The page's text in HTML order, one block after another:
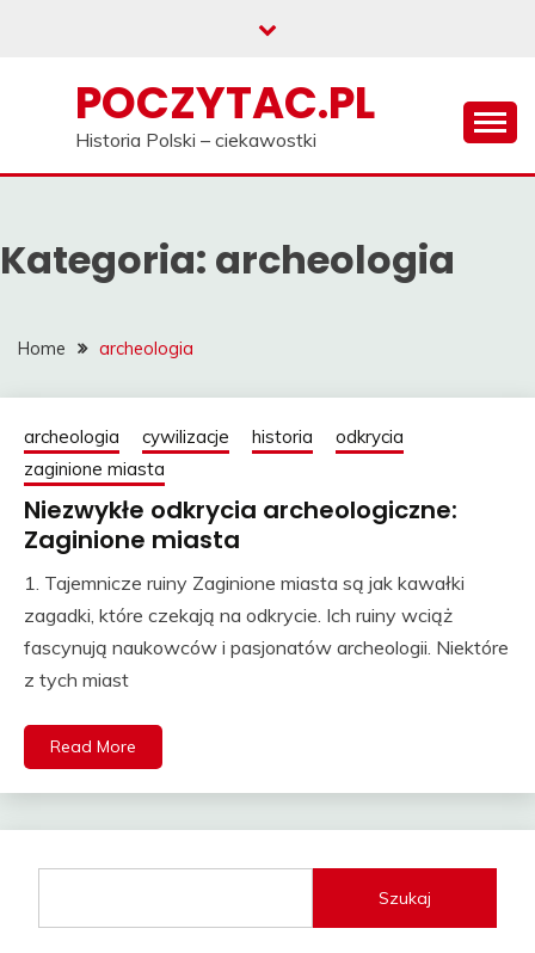
POCZYTAC.PL
Historia Polski – ciekawostki
Kategoria: archeologia
Home archeologia
archeologia cywilizacje historia
odkrycia
zaginione miasta
Niezwykłe odkrycia archeologiczne:
Zaginione miasta
1. Tajemnicze ruiny Zaginione miasta są jak kawałki
zagadki, które czekają na odkrycie. Ich ruiny wciąż
fascynują naukowców i pasjonatów archeologii. Niektóre
z tych miast
Read More
Szukaj